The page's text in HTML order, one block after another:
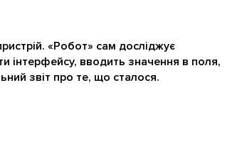
«Робот» сам досліджує
інтерфейсу, вводить значення в поля,
звіт про те, що сталося.